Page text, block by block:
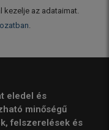
kezelje az adataimat.
.
eledel és
minőségű
felszerelések és